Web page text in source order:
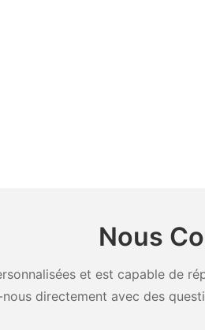
Nous
et est capable de
directement avec des